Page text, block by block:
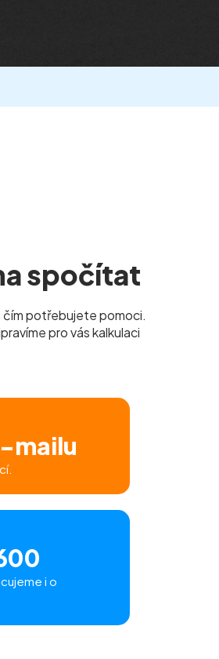
spočítat
čím potřebujete pomoci.
pro vás kalkulaci
mailu
i o